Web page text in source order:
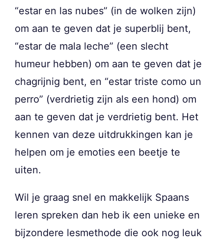
“estar en las nubes” (in de wolken zijn)
om aan te geven dat je superblij bent,
“estar de mala leche” (een slecht
humeur hebben) om aan te geven dat je
chagrijnig bent, en “estar triste como un
perro” (verdrietig zijn als een hond) om
aan te geven dat je verdrietig bent. Het
kennen van deze uitdrukkingen kan je
helpen om je emoties een beetje te
uiten.
Wil je graag snel en makkelijk Spaans
leren spreken dan heb ik een unieke en
bijzondere lesmethode die ook nog leuk